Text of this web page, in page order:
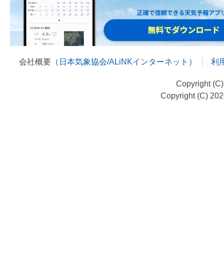
会社概要（ 日本気象協会/ALiNKインターネット ） 利
Copyright
Copyright (C)